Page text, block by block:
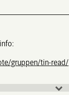
gruppen/tin-read/